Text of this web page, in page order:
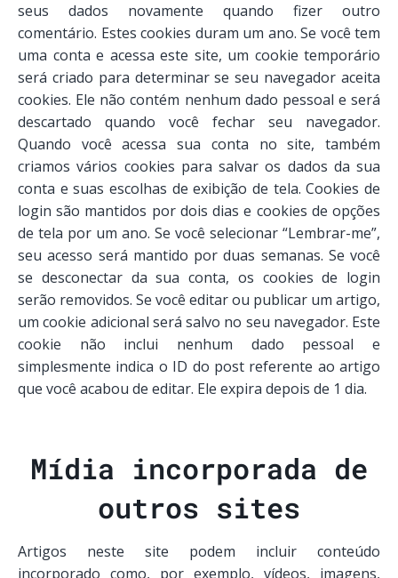
seus dados novamente quando fizer outro
comentário. Estes cookies duram um ano. Se você tem
uma conta e acessa este site, um cookie temporário
será criado para determinar se seu navegador aceita
cookies. Ele não contém nenhum dado pessoal e será
descartado quando você fechar seu navegador.
Quando você acessa sua conta no site, também
criamos vários cookies para salvar os dados da sua
conta e suas escolhas de exibição de tela. Cookies de
login são mantidos por dois dias e cookies de opções
de tela por um ano. Se você selecionar “Lembrar-me”,
seu acesso será mantido por duas semanas. Se você
se desconectar da sua conta, os cookies de login
serão removidos. Se você editar ou publicar um artigo,
um cookie adicional será salvo no seu navegador. Este
cookie não inclui nenhum dado pessoal e
simplesmente indica o ID do post referente ao artigo
que você acabou de editar. Ele expira depois de 1 dia.
Mídia incorporada de
outros sites
Artigos neste site podem incluir conteúdo
incorporado como, por exemplo, vídeos, imagens,